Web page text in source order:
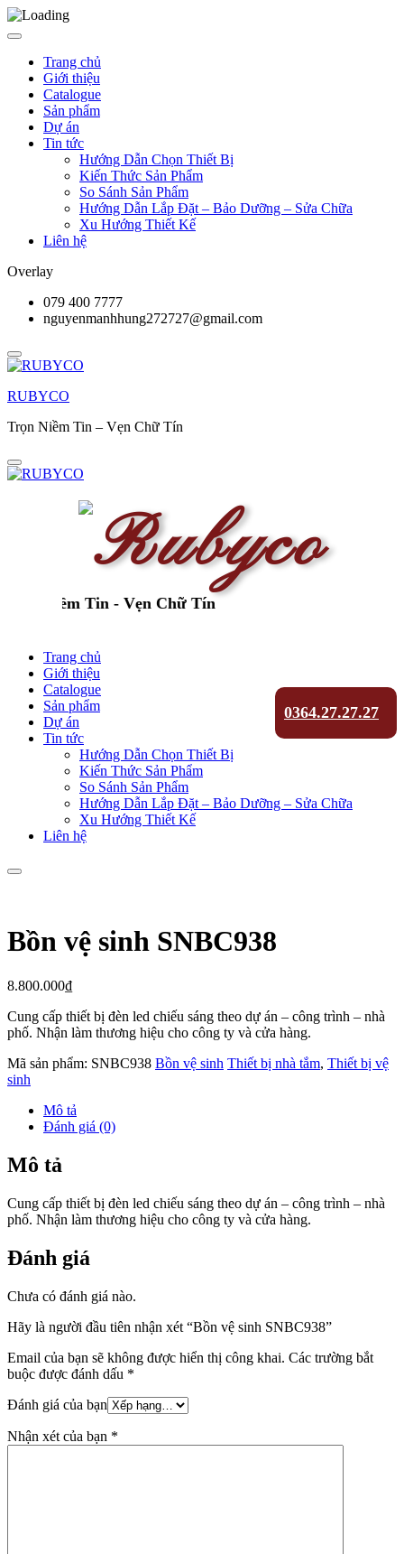
Trang chủ
Giới thiệu
Catalogue
Sản phẩm
Dự án
Tin tức
Hướng Dẫn Chọn Thiết Bị
Kiến Thức Sản Phẩm
So Sánh Sản Phẩm
Hướng Dẫn Lắp Đặt – Bảo Dưỡng – Sửa Chữa
Xu Hướng Thiết Kế
Liên hệ
Overlay
079 400 7777
nguyenmanhhung272727@gmail.com
RUBYCO
Trọn Niềm Tin – Vẹn Chữ Tín
Niềm Tin - Vẹn Chữ Tín
0364.27.27.27
Trang chủ
Giới thiệu
Catalogue
Sản phẩm
Dự án
Tin tức
Hướng Dẫn Chọn Thiết Bị
Kiến Thức Sản Phẩm
So Sánh Sản Phẩm
Hướng Dẫn Lắp Đặt – Bảo Dưỡng – Sửa Chữa
Xu Hướng Thiết Kế
Liên hệ
Bồn vệ sinh SNBC938
8.800.000₫
Cung cấp thiết bị đèn led chiếu sáng theo dự án – công trình – nhà
phố. Nhận làm thương hiệu cho công ty và cửa hàng.
Mã sản phẩm: SNBC938 Bồn vệ sinh Thiết bị nhà tắm, Thiết bị vệ
sinh
Mô tả
Đánh giá (0)
Mô tả
Cung cấp thiết bị đèn led chiếu sáng theo dự án – công trình – nhà
phố. Nhận làm thương hiệu cho công ty và cửa hàng.
Đánh giá
Chưa có đánh giá nào.
Hãy là người đầu tiên nhận xét “Bồn vệ sinh SNBC938”
Email của bạn sẽ không được hiển thị công khai. Các trường bắt
buộc được đánh dấu *
Đánh giá của bạn
Nhận xét của bạn *